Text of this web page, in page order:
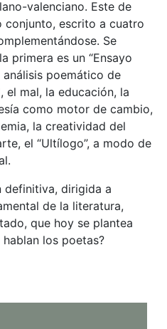
valenciano. Este de
conjunto, escrito a cuatro
Se
primera es un “Ensayo
análisis poemático de
el mal, la educación, la
como motor de cambio,
la creatividad del
el “Ultílogo”, a modo de
definitiva, dirigida a
de la literatura,
que hoy se plantea
los poetas?